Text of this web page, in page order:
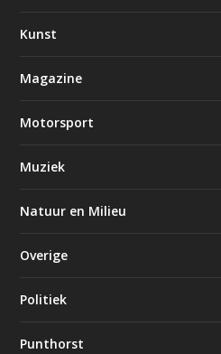
Kunst
Magazine
Motorsport
Muziek
Natuur en Milieu
Overige
Politiek
Punthorst